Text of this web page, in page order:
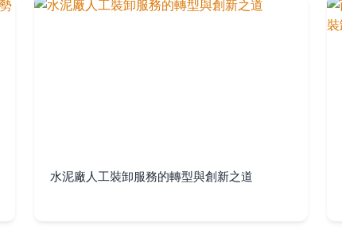
水泥廠人工裝卸服務的轉型與創新之道